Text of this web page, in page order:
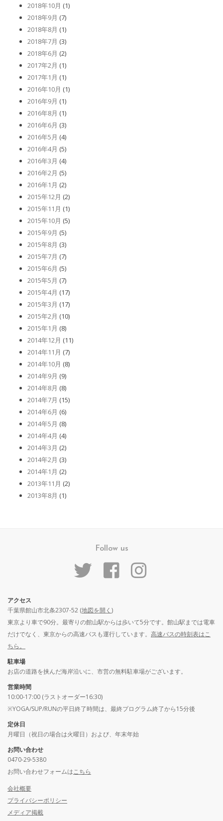
2018年10月 (1)
2018年9月 (7)
2018年8月 (1)
2018年7月 (3)
2018年6月 (2)
2017年2月 (1)
2017年1月 (1)
2016年10月 (1)
2016年9月 (1)
2016年8月 (1)
2016年6月 (3)
2016年5月 (4)
2016年4月 (5)
2016年3月 (4)
2016年2月 (5)
2016年1月 (2)
2015年12月 (2)
2015年11月 (1)
2015年10月 (5)
2015年9月 (5)
2015年8月 (3)
2015年7月 (7)
2015年6月 (5)
2015年5月 (7)
2015年4月 (17)
2015年3月 (17)
2015年2月 (10)
2015年1月 (8)
2014年12月 (11)
2014年11月 (7)
2014年10月 (8)
2014年9月 (9)
2014年8月 (8)
2014年7月 (15)
2014年6月 (6)
2014年5月 (8)
2014年4月 (4)
2014年3月 (2)
2014年2月 (3)
2014年1月 (2)
2013年11月 (2)
2013年8月 (1)
Follow us
アクセス
千葉県館山市北条2307-52 (地図を開く )
東京より車で90分。最寄りの館山駅からは歩いて5分です。館山駅までは電車
だけでなく、東京からの高速バスも運行しています。 高速バスの時刻表はこ
ちら。
駐車場
お店の道路を挟んだ海岸沿いに、市営の無料駐車場がございます。
営業時間
10:00-17:00 (ラストオーダー16:30)
※YOGA/SUP/RUNの平日終了時間は、最終プログラム終了から15分後
定休日
月曜日（祝日の場合は火曜日）および、年末年始
お問い合わせ
0470-29-5380
お問い合わせフォームはこちら
会社概要
プライバシーポリシー
メディア掲載